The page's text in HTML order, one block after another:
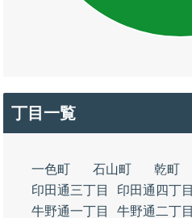
丁目一覧
一色町 石山町 乾町
印田通三丁目
印田通四丁目
牛野通一丁目
牛野通二丁目